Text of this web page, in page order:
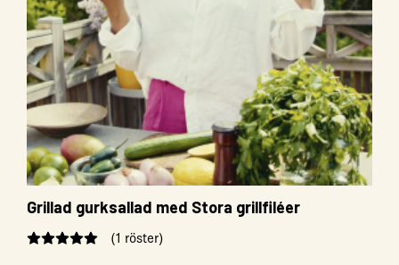
Grillad gurksallad med Stora grillfiléer
(1 röster)